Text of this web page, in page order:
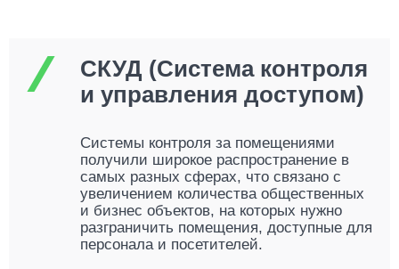
СКУД (Система контроля
и управления доступом)
Системы контроля за помещениями
получили широкое распространение в
самых разных сферах, что связано с
увеличением количества общественных
и бизнес объектов, на которых нужно
разграничить помещения, доступные для
персонала и посетителей.